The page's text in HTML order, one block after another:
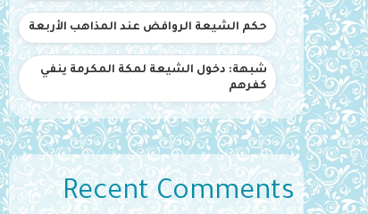
حكم الشيعة الروافض عند المذاهب الأربعة
شبهة: دخول الشيعة لمكة المكرمة ينفي
كفرهم
Recent Comments